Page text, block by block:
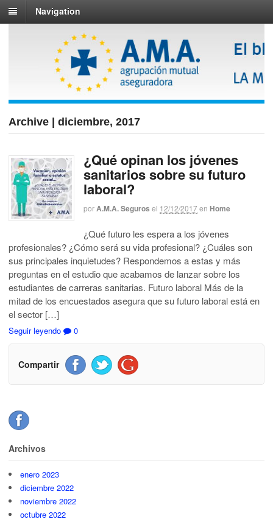
Navigation
Archive | diciembre, 2017
¿Qué opinan los jóvenes
sanitarios sobre su futuro
laboral?
porA.M.A. Seguros el 12/12/2017en Home
¿Qué futuro les espera a los jóvenes
profesionales? ¿Cómo será su vida profesional? ¿Cuáles son
sus principales inquietudes? Respondemos a estas y más
preguntas en el estudio que acabamos de lanzar sobre los
estudiantes de carreras sanitarias. Futuro laboral Más de la
mitad de los encuestados asegura que su futuro laboral está en
el sector […]
Seguir leyendo 0
Compartir
Archivos
enero 2023
diciembre 2022
noviembre 2022
octubre 2022